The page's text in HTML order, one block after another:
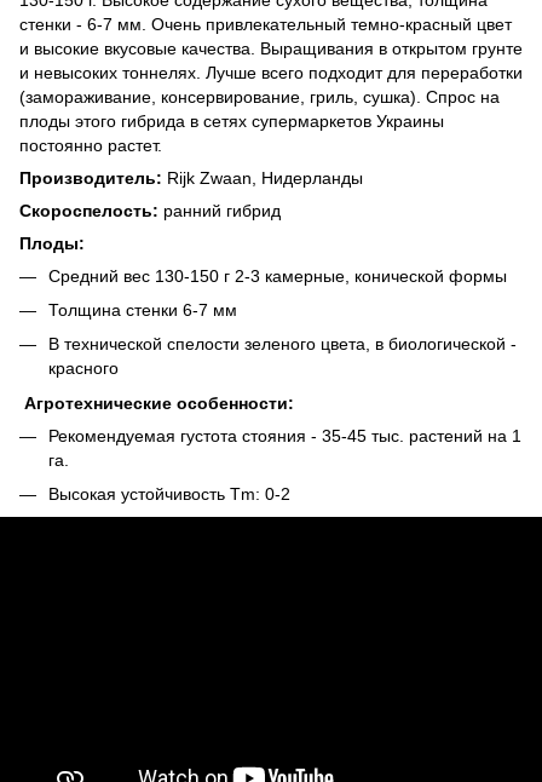
стенки - 6-7 мм. Очень привлекательный темно-красный цвет
и высокие вкусовые качества. Выращивания в открытом грунте
и невысоких тоннелях. Лучше всего подходит для переработки
(замораживание, консервирование, гриль, сушка). Спрос на
плоды этого гибрида в сетях супермаркетов Украины
постоянно растет.
Производитель: Rijk Zwaan, Нидерланды
Скороспелость: ранний гибрид
Плоды:
Средний вес 130-150 г 2-3 камерные, конической формы
Толщина стенки 6-7 мм
В технической спелости зеленого цвета, в биологической -
красного
Агротехнические особенности:
Рекомендуемая густота стояния - 35-45 тыс. растений на 1
га.
Высокая устойчивость Tm: 0-2